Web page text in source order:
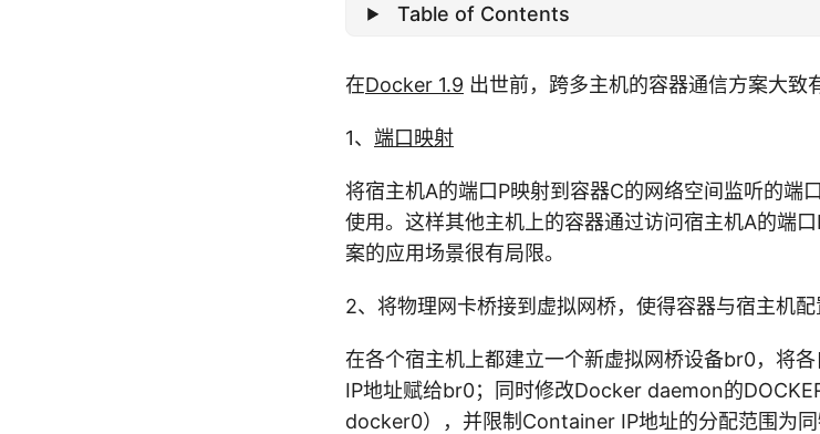
Table of Contents
在Docker 1.9 出世前，跨多主机的容器通信方案大致
1、 端口映射
将宿主机A的端口P映射到容器C的网络空间监听的端
使用。这样其他主机上的容器通过访问宿主机A的端
案的应用场景很有局限。
2、将物理网卡桥接到虚拟网桥，使得容器与宿主机
在各个宿主机上都建立一个新虚拟网桥设备br0，将
IP地址赋给br0；同时修改Docker daemon的
docker0），并限制Container IP地址的分配范围为